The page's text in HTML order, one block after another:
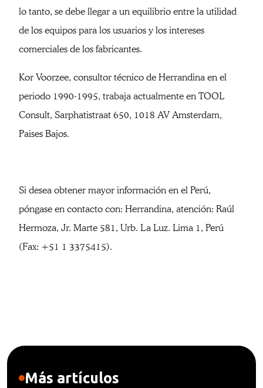
lo tanto, se debe llegar a un equilibrio entre la utilidad
de los equipos para los usuarios y los intereses
comerciales de los fabricantes.
Kor Voorzee, consultor técnico de Herrandina en el
periodo 1990-1995, trabaja actualmente en TOOL
Consult, Sarphatistraat 650, 1018 AV Amsterdam,
Paises Bajos.
Si desea obtener mayor información en el Perú,
póngase en contacto con: Herrandina, atención: Raúl
Hermoza, Jr. Marte 581, Urb. La Luz. Lima 1, Perú
(Fax: +51 1 3375415).
Más artículos